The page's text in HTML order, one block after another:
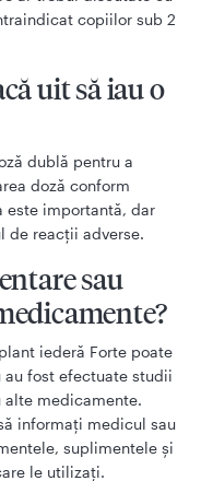
copiilor sub 2
uit să iau o
dublă pentru a
doză conform
este importantă, dar
de reacții adverse.
sau
iederă Forte poate
fost efectuate studii
medicamente.
informați medicul sau
suplimentele și
le utilizați.